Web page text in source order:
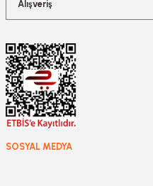
Alışveriş
SOSYAL MEDYA